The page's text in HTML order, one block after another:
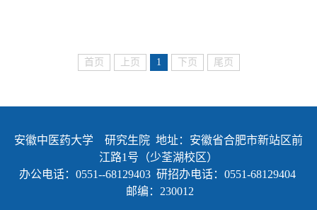
首页 上页 1 下页 尾页
安徽中医药大学 研究生院 地址：安徽省合肥市新站区前
江路1号（少荃湖校区）
办公电话：0551--68129403 研招办电话：0551-68129404
邮编：230012